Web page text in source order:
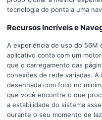
tecnologia de ponta a uma
Recursos Incríveis e
A experiência de uso do 56M
aplicativo conta com um
que o carregamento das
conexões de rede variadas.
desenhada com foco no
que você encontre o que
a estabilidade do sistema
durante o seu momento de